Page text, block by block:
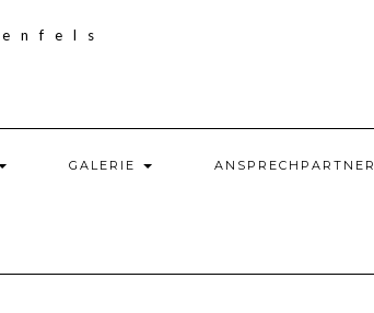
GALERIE ANSPRECHPARTNER